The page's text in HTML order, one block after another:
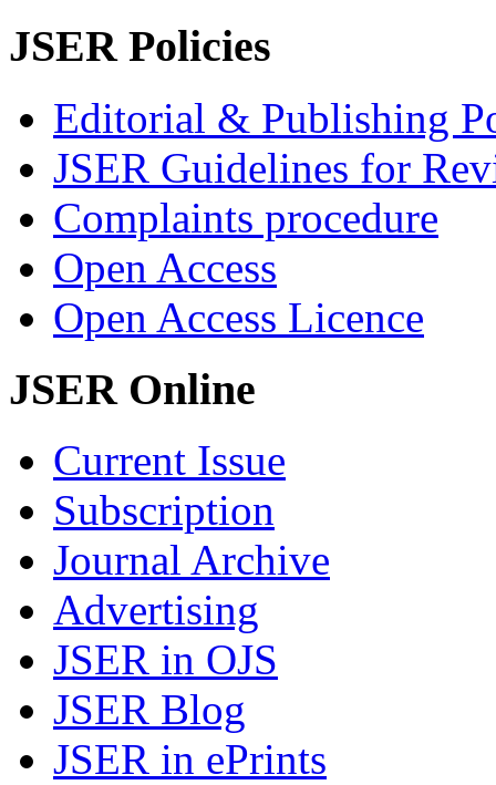
JSER Policies
Editorial & Publishing
JSER Guidelines for
Complaints procedure
Open Access
Open Access Licence
JSER Online
Current Issue
Subscription
Journal Archive
Advertising
JSER in OJS
JSER Blog
JSER in ePrints